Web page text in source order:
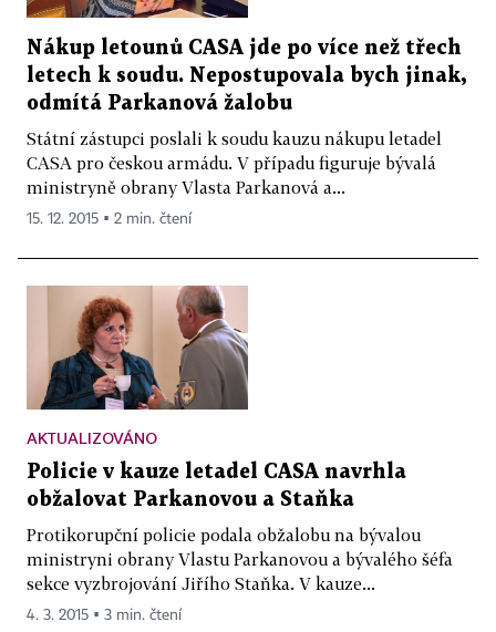
Nákup letounů CASA jde po více než třech
letech k soudu. Nepostupovala bych jinak,
odmítá Parkanová žalobu
Státní zástupci poslali k soudu kauzu nákupu letadel
CASA pro českou armádu. V případu figuruje bývalá
ministryně obrany Vlasta Parkanová a...
15. 12. 2015 ▪ 2 min. čtení
AKTUALIZOVÁNO
Policie v kauze letadel CASA navrhla
obžalovat Parkanovou a Staňka
Protikorupční policie podala obžalobu na bývalou
ministryni obrany Vlastu Parkanovou a bývalého šéfa
sekce vyzbrojování Jiřího Staňka. V kauze...
4. 3. 2015 ▪ 3 min. čtení